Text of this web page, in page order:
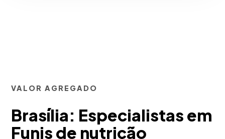
VALOR AGREGADO
Brasília: Especialistas em
Funis de nutrição